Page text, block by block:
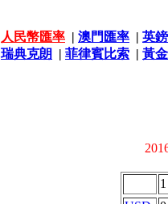
人民幣匯率 | 澳門匯率 | 英
瑞典克朗 | 菲律賓比索 | 黃